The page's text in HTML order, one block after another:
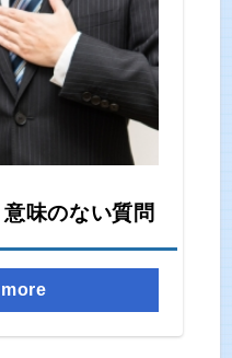
味のない質問